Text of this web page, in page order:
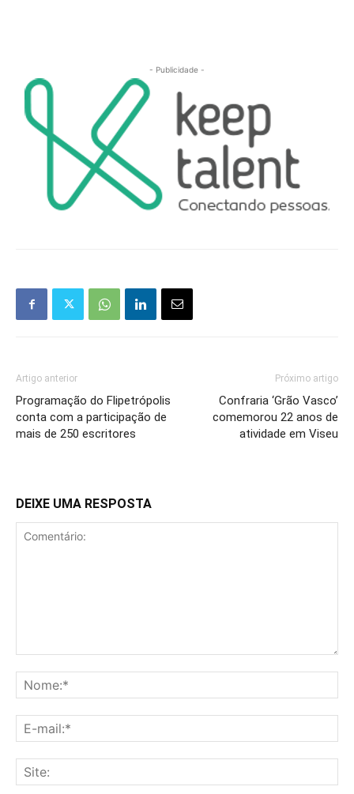
- Publicidade -
Artigo anterior
Programação do Flipetrópolis
conta com a participação de
mais de 250 escritores
Próximo artigo
Confraria ‘Grão Vasco’
comemorou 22 anos de
atividade em Viseu
DEIXE UMA RESPOSTA